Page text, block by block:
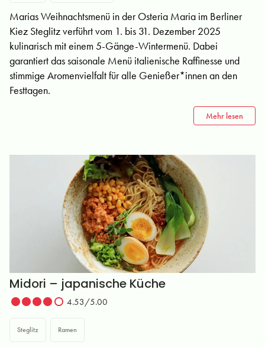
Marias Weihnachtsmenü in der Osteria Maria im Berliner
Kiez Steglitz verführt vom 1. bis 31. Dezember 2025
kulinarisch mit einem 5-Gänge-Wintermenü. Dabei
garantiert das saisonale Menü italienische Raffinesse und
stimmige Aromenvielfalt für alle Genießer*innen an den
Festtagen.
Mehr lesen
Midori – japanische Küche
4.53/5.00
Steglitz Ramen